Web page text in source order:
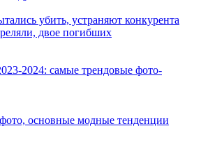
двое погибших
2024: самые трендовые фото-
основные модные тенденции